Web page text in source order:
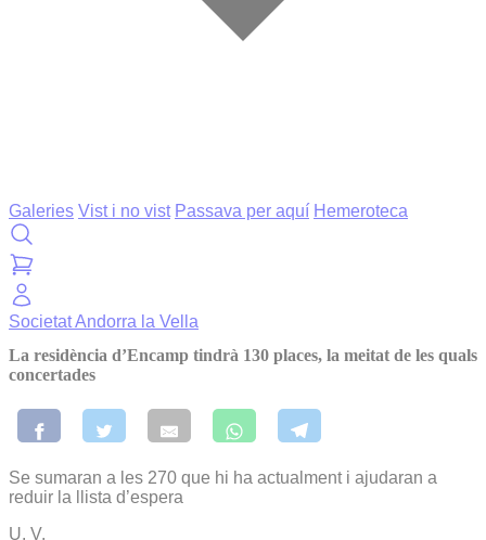
Galeries Vist i no vist Passava per aquí Hemeroteca
SocietatAndorra la Vella
La residència d’Encamp tindrà 130 places, la meitat de les quals
concertades
Se sumaran a les 270 que hi ha actualment i ajudaran a
reduir la llista d’espera
U. V.